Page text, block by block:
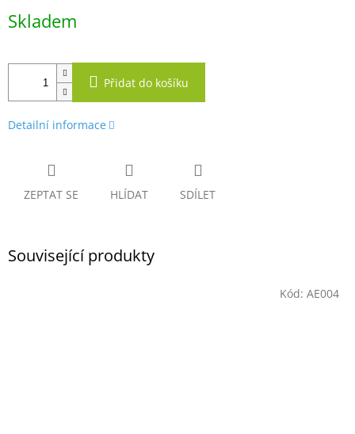
cena:
Skladem
Přidat do košíku
Detailní informace
ZEPTAT SE HLÍDAT SDÍLET
Související produkty
Kód: AE004